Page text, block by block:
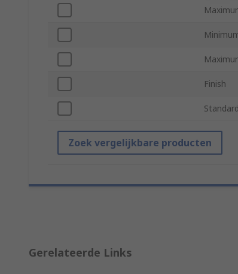
Finish
Zoek vergelijkbare producten
Gerelateerde Links